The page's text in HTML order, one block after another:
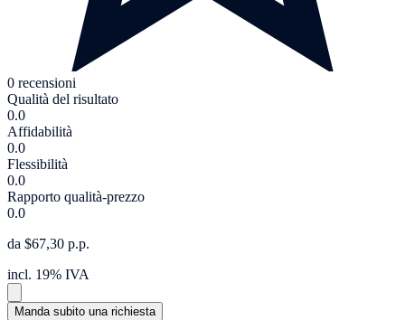
0 recensioni
Qualità del risultato
0.0
Affidabilità
0.0
Flessibilità
0.0
Rapporto qualità-prezzo
0.0
da $67,30 p.p.
incl. 19% IVA
Manda subito una richiesta